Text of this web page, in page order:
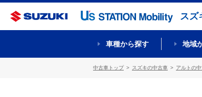
スズ
車種から探す 地域
中古車トップ スズキの中古車 アルトの